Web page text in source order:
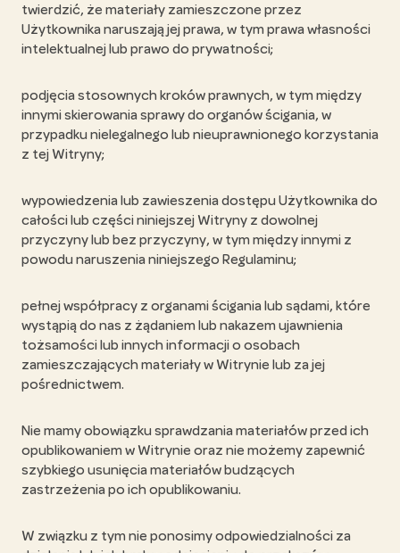
twierdzić, że materiały zamieszczone przez
Użytkownika naruszają jej prawa, w tym prawa własności
intelektualnej lub prawo do prywatności;
podjęcia stosownych kroków prawnych, w tym między
innymi skierowania sprawy do organów ścigania, w
przypadku nielegalnego lub nieuprawnionego korzystania
z tej Witryny;
wypowiedzenia lub zawieszenia dostępu Użytkownika do
całości lub części niniejszej Witryny z dowolnej
przyczyny lub bez przyczyny, w tym między innymi z
powodu naruszenia niniejszego Regulaminu;
pełnej współpracy z organami ścigania lub sądami, które
wystąpią do nas z żądaniem lub nakazem ujawnienia
tożsamości lub innych informacji o osobach
zamieszczających materiały w Witrynie lub za jej
pośrednictwem.
Nie mamy obowiązku sprawdzania materiałów przed ich
opublikowaniem w Witrynie oraz nie możemy zapewnić
szybkiego usunięcia materiałów budzących
zastrzeżenia po ich opublikowaniu.
W związku z tym nie ponosimy odpowiedzialności za